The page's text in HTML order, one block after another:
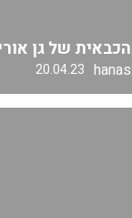
הכבאית של גן
hanas
20.04.23